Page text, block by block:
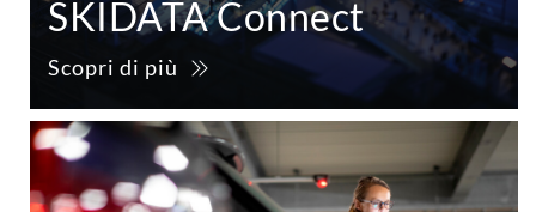
SKIDATA Connect
Scopri di più